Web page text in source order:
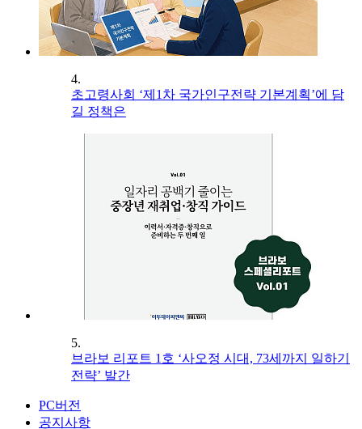
4.
초고령사회 ‘제1차 국가인구전략 기본계획’에 담
길 정책은
5.
브라보 리포트 1호 ‘사오정 시대, 73세까지 일하기
전략’ 발간
PC버전
공지사항